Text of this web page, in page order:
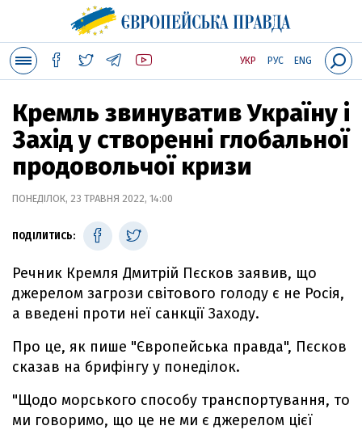
УКР РУС ENG
Кремль звинуватив Україну і
Захід у створенні глобальної
продовольчої кризи
ПОНЕДІЛОК, 23 ТРАВНЯ 2022, 14:00
ПОДІЛИТИСЬ:
Речник Кремля Дмитрій Пєсков заявив, що
джерелом загрози світового голоду є не Росія,
а введені проти неї санкції Заходу.
Про це, як пише "Європейська правда", Пєсков
сказав на брифінгу у понеділок.
"Щодо морського способу транспортування, то
ми говоримо, що це не ми є джерелом цієї